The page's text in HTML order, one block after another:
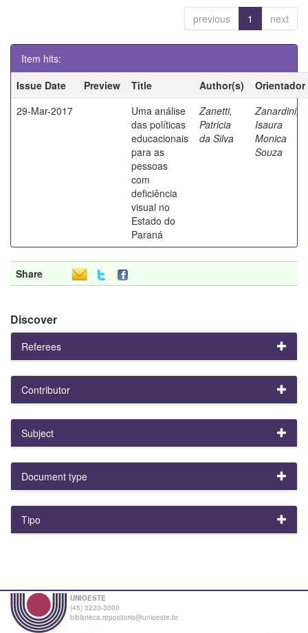
previous 1 next
Item hits:
Issue Date
Preview Title Author(s)
Orientador
29-Mar-2017
Uma análise
das políticas
educacionais
para as
pessoas
com
deficiência
visual no
Estado do
Paraná
Zanetti,
Patricia
da Silva
Zanardini,
Isaura
Monica
Souza
Share
Discover
Referees
Contributor
Subject
Document type
Tipo
UNIOESTE
(45) 3220-3000
biblioteca.repositorio@unioeste.br